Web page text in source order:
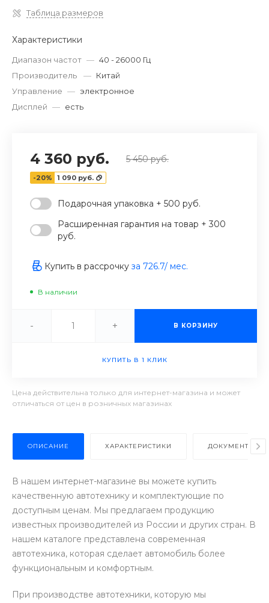
Таблица размеров
Характеристики
Диапазон частот — 40 - 26000 Гц
Производитель
— Китай
Управление — электронное
Дисплей — есть
4 360 руб. 5 450 руб.
-20% 1 090 руб.
Подарочная упаковка + 500 руб.
Расширенная гарантия на товар + 300
руб.
Купить в рассрочку за 726.7/ мес.
В наличии
- + В КОРЗИНУ
КУПИТЬ В 1 КЛИК
Цена действительна только для интернет-магазина и может
отличаться от цен в розничных магазинах
ОПИСАНИЕ ХАРАКТЕРИСТИКИ ДОКУМЕНТЫ
В нашем интернет-магазине вы можете купить
качественную автотехнику и комплектующие по
доступным ценам. Мы предлагаем продукцию
известных производителей из России и других стран. В
нашем каталоге представлена современная
автотехника, которая сделает автомобиль более
функциональным и комфортным.
При производстве автотехники, которую мы